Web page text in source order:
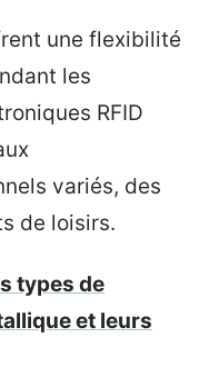
une flexibilité
les
RFID
variés, des
de loisirs.
types de
et leurs